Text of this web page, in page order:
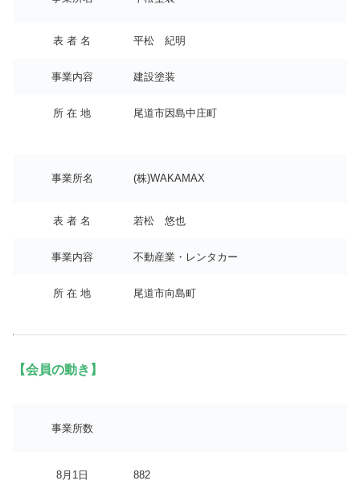
表 者 名 平松 紀明
事業内容 建設塗装
所 在 地 尾道市因島中庄町
事業所名 (株)WAKAMAX
表 者 名 若松 悠也
事業内容 不動産業・レンタカー
所 在 地 尾道市向島町
【会員の動き】
事業所数
8月1日 882